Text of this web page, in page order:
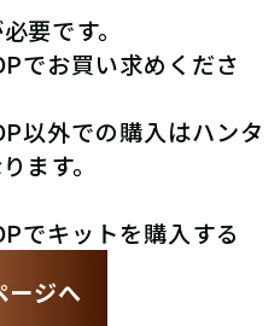
要です。
でお買い求めくださ
以外での購入はハンタ
ます。
でキットを購入する
ージへ